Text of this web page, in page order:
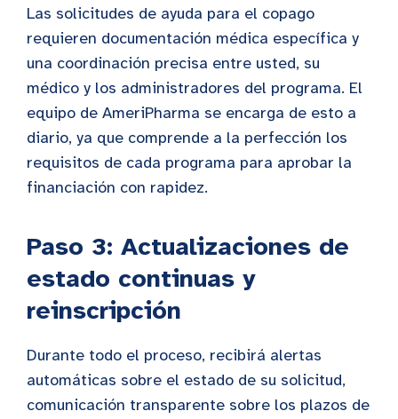
Las solicitudes de ayuda para el copago
requieren documentación médica específica y
una coordinación precisa entre usted, su
médico y los administradores del programa. El
equipo de AmeriPharma se encarga de esto a
diario, ya que comprende a la perfección los
requisitos de cada programa para aprobar la
financiación con rapidez.
Paso 3: Actualizaciones de
estado continuas y
reinscripción
Durante todo el proceso, recibirá alertas
automáticas sobre el estado de su solicitud,
comunicación transparente sobre los plazos de